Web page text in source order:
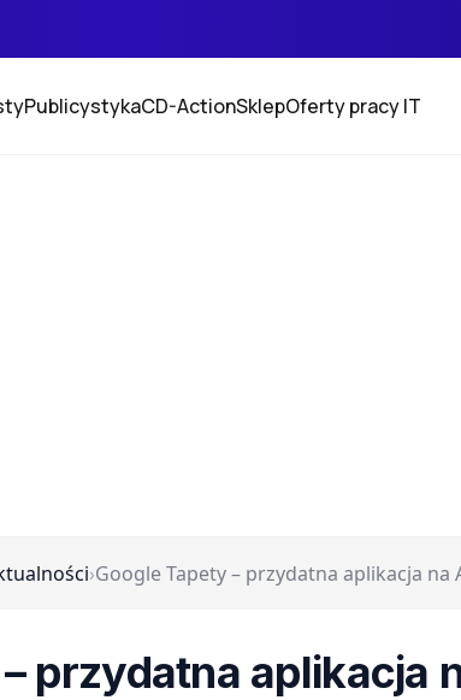
PublicystykaCD-ActionSklepOferty pracy IT
›Google Tapety – przydatna aplikacja na
przydatna aplikacja